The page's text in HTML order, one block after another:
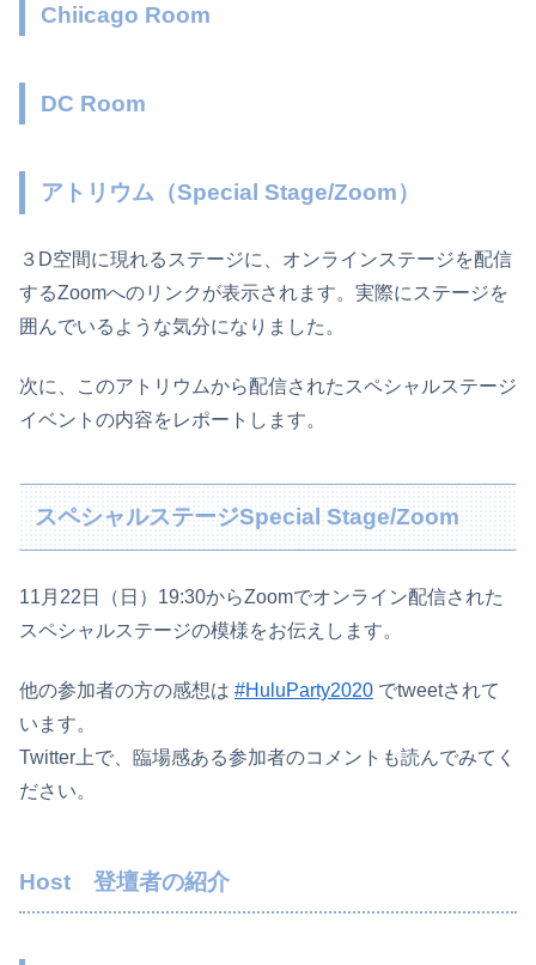
Chiicago Room
DC Room
アトリウム（Special Stage/Zoom）
３D空間に現れるステージに、オンラインステージを配信
するZoomへのリンクが表示されます。実際にステージを
囲んでいるような気分になりました。
次に、このアトリウムから配信されたスペシャルステージ
イベントの内容をレポートします。
スペシャルステージSpecial Stage/Zoom
11月22日（日）19:30からZoomでオンライン配信された
スペシャルステージの模様をお伝えします。
他の参加者の方の感想は #HuluParty2020 でtweetされて
います。
Twitter上で、臨場感ある参加者のコメントも読んでみてく
ださい。
Host 登壇者の紹介